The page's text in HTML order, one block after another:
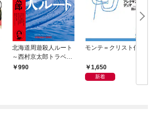
北海道周遊殺人ルート
～西村京太郎トラベル
ミステリー・セレクシ
990
モンテ＝クリスト伯3
1,650
新着